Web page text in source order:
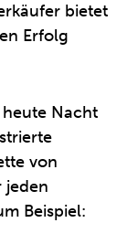
bietet
Erfolg
Nacht
von
jeden
Beispiel: